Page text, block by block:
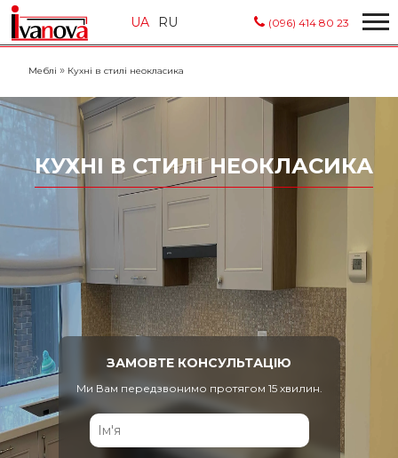
UA RU (096) 414 80 23
Меблі » Кухні в стилі неокласика
КУХНІ В СТИЛІ НЕОКЛАСИКА
ЗАМОВТЕ КОНСУЛЬТАЦІЮ
Ми Вам передзвонимо протягом 15 хвилин.